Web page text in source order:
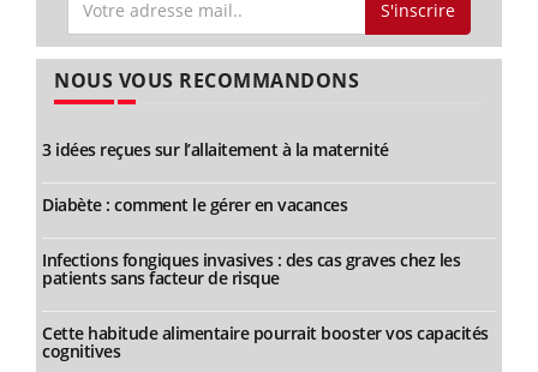
S'inscrire
NOUS VOUS RECOMMANDONS
3 idées reçues sur l’allaitement à la maternité
Diabète : comment le gérer en vacances
Infections fongiques invasives : des cas graves chez les
patients sans facteur de risque
Cette habitude alimentaire pourrait booster vos capacités
cognitives